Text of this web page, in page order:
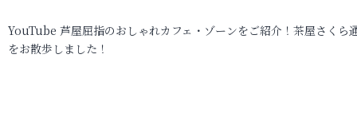
YouTube 芦屋屈指のおしゃれカフェ・ゾーンをご紹介！茶屋さくら
をお散歩しました！